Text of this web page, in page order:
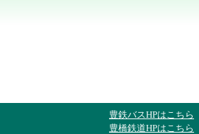
豊鉄バスHPはこちら
豊橋鉄道HPはこちら